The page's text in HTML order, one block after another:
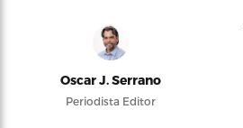
Oscar J. Serrano
Periodista Editor